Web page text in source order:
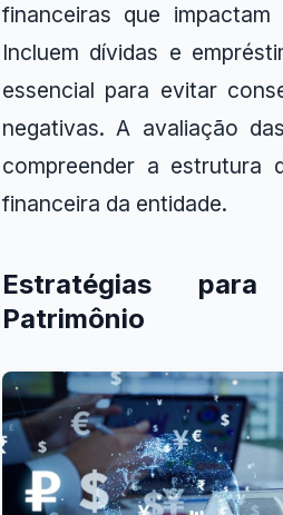
financeiras que
Incluem dívidas e
essencial para evitar
negativas. A avaliação
compreender a estrutura
financeira da entidade.
Estratégias
Patrimônio